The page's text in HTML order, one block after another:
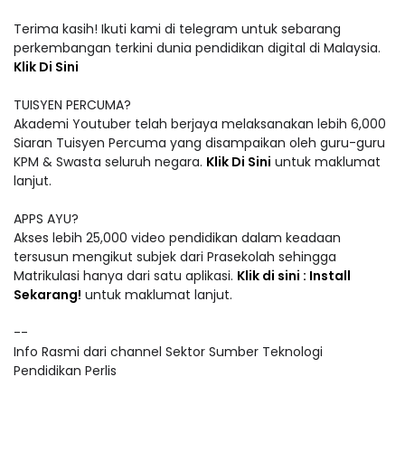
Terima kasih! Ikuti kami di telegram untuk sebarang
perkembangan terkini dunia pendidikan digital di Malaysia.
Klik Di Sini
TUISYEN PERCUMA?
Akademi Youtuber telah berjaya melaksanakan lebih 6,000
Siaran Tuisyen Percuma yang disampaikan oleh guru-guru
KPM & Swasta seluruh negara. Klik Di Sini untuk maklumat
lanjut.
APPS AYU?
Akses lebih 25,000 video pendidikan dalam keadaan
tersusun mengikut subjek dari Prasekolah sehingga
Matrikulasi hanya dari satu aplikasi. Klik di sini : Install
Sekarang! untuk maklumat lanjut.
--
Info Rasmi dari channel Sektor Sumber Teknologi
Pendidikan Perlis